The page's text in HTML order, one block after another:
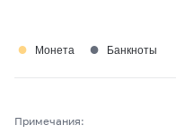
● Монета ● Банкноты
Примечания: